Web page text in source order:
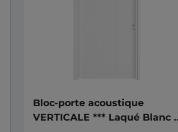
Bloc-porte acoustique
VERTICALE *** Laqué Blanc -